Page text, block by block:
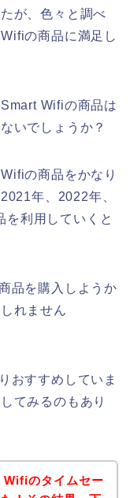
が、色々と調べ
の商品に満足し
Wifiの商品は
いでしょうか？
の商品をかなり
年、2022年、
利用していくと
品を購入しようか
れません
おすすめしていま
てみるのもあり
のタイムセー